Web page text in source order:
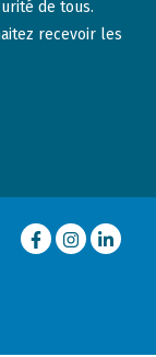
de tous.
recevoir les
Facebook
Instagram